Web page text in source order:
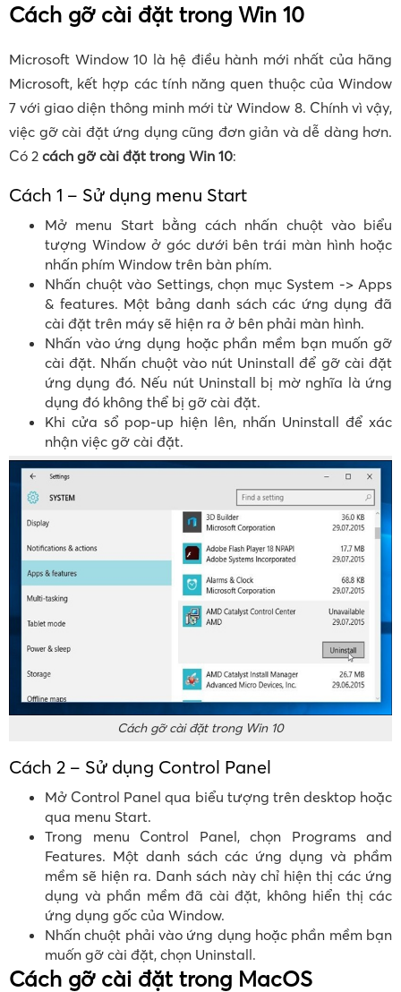
Cách gỡ cài đặt trong Win 10
Microsoft Window 10 là hệ điều hành mới nhất của hãng
Microsoft, kết hợp các tính năng quen thuộc của Window
7 với giao diện thông minh mới từ Window 8. Chính vì vậy,
việc gỡ cài đặt ứng dụng cũng đơn giản và dễ dàng hơn.
Có 2 cách gỡ cài đặt trong Win 10:
Cách 1 – Sử dụng menu Start
Mở menu Start bằng cách nhấn chuột vào biểu
tượng Window ở góc dưới bên trái màn hình hoặc
nhấn phím Window trên bàn phím.
Nhấn chuột vào Settings, chọn mục System -> Apps
& features. Một bảng danh sách các ứng dụng đã
cài đặt trên máy sẽ hiện ra ở bên phải màn hình.
Nhấn vào ứng dụng hoặc phần mềm bạn muốn gỡ
cài đặt. Nhấn chuột vào nút Uninstall để gỡ cài đặt
ứng dụng đó. Nếu nút Uninstall bị mờ nghĩa là ứng
dụng đó không thể bị gỡ cài đặt.
Khi cửa sổ pop-up hiện lên, nhấn Uninstall để xác
nhận việc gỡ cài đặt.
Cách gỡ cài đặt trong Win 10
Cách 2 – Sử dụng Control Panel
Mở Control Panel qua biểu tượng trên desktop hoặc
qua menu Start.
Trong menu Control Panel, chọn Programs and
Features. Một danh sách các ứng dụng và phầm
mềm sẽ hiện ra. Danh sách này chỉ hiện thị các ứng
dụng và phần mềm đã cài đặt, không hiển thị các
ứng dụng gốc của Window.
Nhấn chuột phải vào ứng dụng hoặc phần mềm bạn
muốn gỡ cài đặt, chọn Uninstall.
Cách gỡ cài đặt trong MacOS